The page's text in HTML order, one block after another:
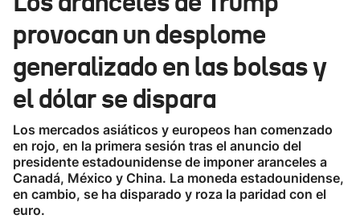
Ikusmiran
Eguraldia
provocan un desplome
generalizado en las bolsas y
el dólar se dispara
Los mercados asiáticos y europeos han comenzado
en rojo, en la primera sesión tras el anuncio del
presidente estadounidense de imponer aranceles a
Canadá, México y China. La moneda estadounidense,
en cambio, se ha disparado y roza la paridad con el
euro.